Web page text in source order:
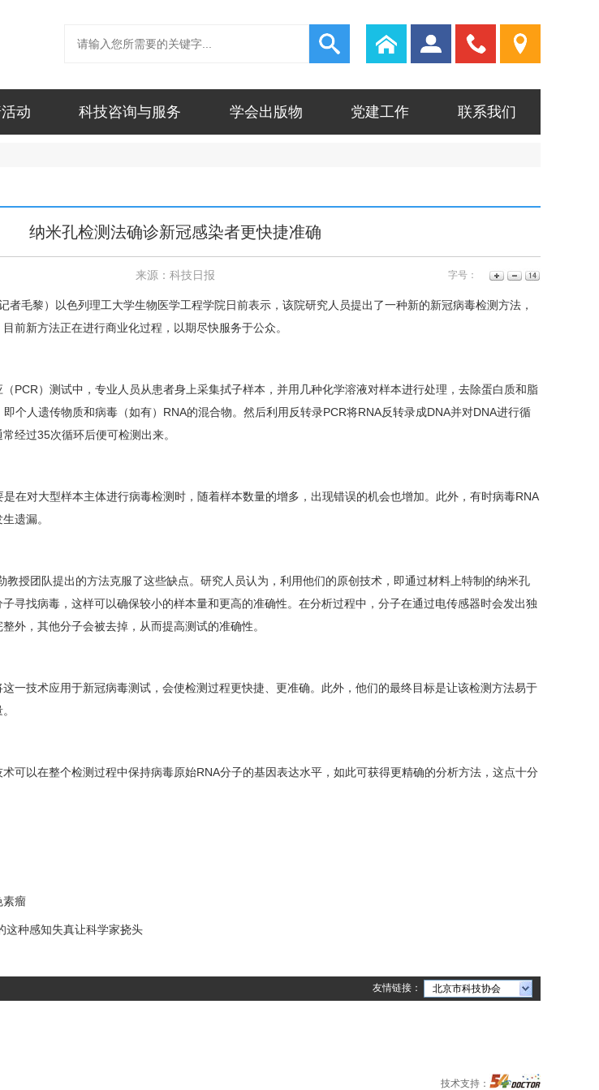
58516786
动 科技咨询与服务 学会出版物 党建工作 联系我们
纳米孔检测法确诊新冠感染者更快捷准确
来源：科技日报 字号：
毛黎）以色列理工大学生物医学工程学院日前表示，该院研究人员提出了一种新的新冠病毒检测方法，
前新方法正在进行商业化过程，以期尽快服务于公众。
）测试中，专业人员从患者身上采集拭子样本，并用几种化学溶液对样本进行处理，去除蛋白质和脂
个人遗传物质和病毒（如有）RNA的混合物。然后利用反转录PCR将RNA反转录成DNA并对DNA进行循
经过35次循环后便可检测出来。
对大型样本主体进行病毒检测时，随着样本数量的增多，出现错误的机会也增加。此外，有时病毒RNA
遗漏。
授团队提出的方法克服了这些缺点。研究人员认为，利用他们的原创技术，即通过材料上特制的纳米孔
寻找病毒，这样可以确保较小的样本量和更高的准确性。在分析过程中，分子在通过电传感器时会发出独
外，其他分子会被去掉，从而提高测试的准确性。
技术应用于新冠病毒测试，会使检测过程更快捷、更准确。此外，他们的最终目标是让该检测方法易于
以在整个检测过程中保持病毒原始RNA分子的基因表达水平，如此可获得更精确的分析方法，这点十分
素瘤
这种感知失真让科学家挠头
友情链接： 北京市科技协会
技术支持：